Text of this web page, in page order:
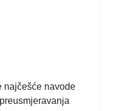
najčešće navode